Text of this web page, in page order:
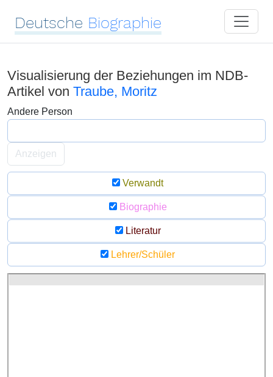
Deutsche Biographie
Visualisierung der Beziehungen im NDB-
Artikel von Traube, Moritz
Andere Person
Anzeigen
Verwandt
Biographie
Literatur
Lehrer/Schüler